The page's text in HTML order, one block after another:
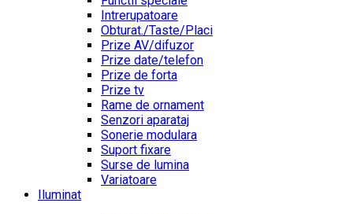
Intrerupatoare
Obturat./Taste/Placi
Prize AV/difuzor
Prize date/telefon
Prize de forta
Prize tv
Rame de ornament
Senzori aparataj
Sonerie modulara
Suport fixare
Surse de lumina
Variatoare
Iluminat